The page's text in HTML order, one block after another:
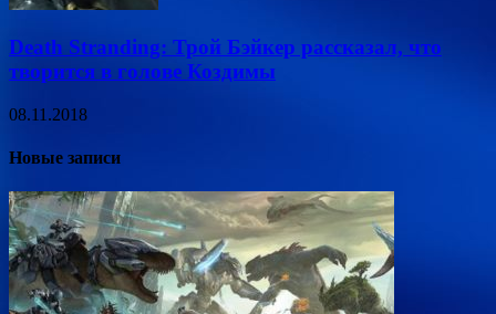
Death Stranding: Трой Бэйкер рассказал, что
творится в голове Коздимы
08.11.2018
Новые записи